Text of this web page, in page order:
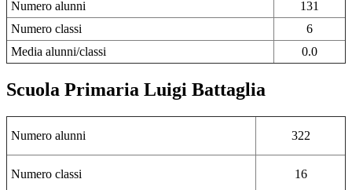
Numero alunni
131
Numero classi
6
Media alunni/classi
0.0
Scuola Primaria Luigi Battaglia
Numero alunni 322
Numero classi 16